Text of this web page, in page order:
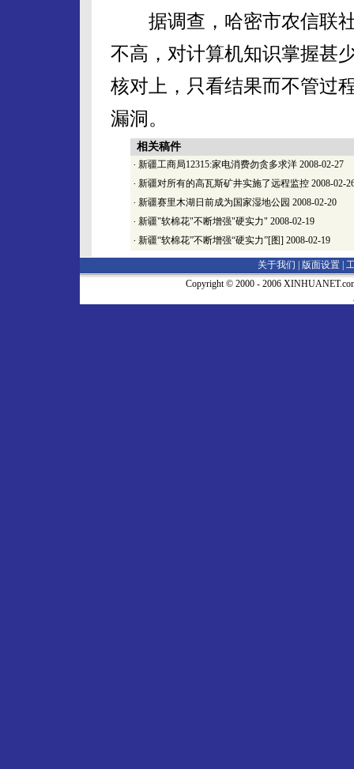
据调查，哈密市农信联社
不高，对计算机知识掌握甚
核对上，只看结果而不管过
漏洞。
相关稿件
· 新疆工商局12315:家电消费勿贪多求洋 2008-02-27
· 新疆对所有的高瓦斯矿井实施了远程监控 2008-02-
· 新疆赛里木湖日前成为国家湿地公园 2008-02-20
· 新疆"软棉花"不断增强"硬实力" 2008-02-19
· 新疆“软棉花”不断增强“硬实力”[图] 2008-02-19
关于我们 | 版面设置
Copyright © 2000 - 2006